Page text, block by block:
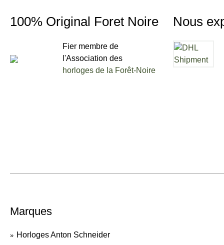
100% Original Foret Noire
Fier membre de
l'Association des
horloges de la Forêt-Noire
Nous
Marques
Horloges Anton Schneider